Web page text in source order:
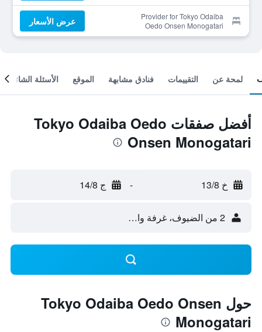
Provider for Tokyo Odaiba
Oedo Onsen Monogatari
عرض الأسعار
لمحة عن التقييمات فنادق مشابهة الموقع الأسئلة الشائعة
أفضل صفقات Tokyo Odaiba Oedo
Onsen Monogatari
خ 13/8 - ج 14/8
2 من الضيوف، غرفة واحدة
حول Tokyo Odaiba Oedo Onsen
Monogatari